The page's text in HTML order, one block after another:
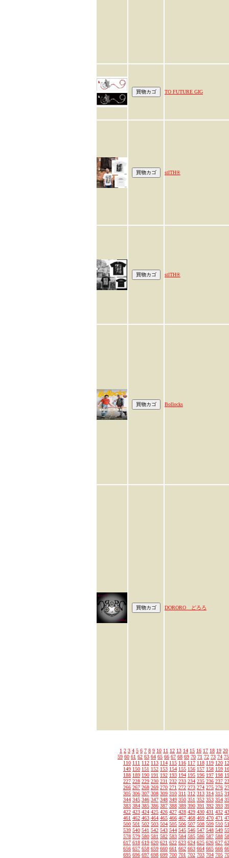
TO FUTURE GIG
stlTH®
stlTH®
Bollocks
DORORO どろろ
1 2 3 4 5 6 7 8 9 10 11 12 13 14 15 16 17 18 19 20
59 60 61 62 63 64 65 66 67 68 69 70 71 72 73 74 75
110 111 112 113 114 115 116 117 118 119 120
149 150 151 152 153 154 155 156 157 158 159
188 189 190 191 192 193 194 195 196 197 198
227 228 229 230 231 232 233 234 235 236 237
266 267 268 269 270 271 272 273 274 275 276
305 306 307 308 309 310 311 312 313 314 315
344 345 346 347 348 349 350 351 352 353 354
383 384 385 386 387 388 389 390 391 392 393
422 423 424 425 426 427 428 429 430 431 432
461 462 463 464 465 466 467 468 469 470 471
500 501 502 503 504 505 506 507 508 509 510
539 540 541 542 543 544 545 546 547 548 549
578 579 580 581 582 583 584 585 586 587 588
617 618 619 620 621 622 623 624 625 626 627
656 657 658 659 660 661 662 663 664 665 666
695 696 697 698 699 700 701 702 703 704 705